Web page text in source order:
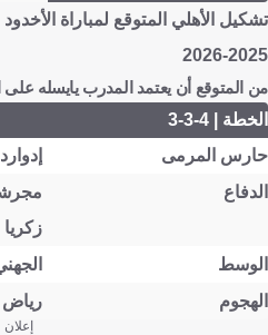
تشكيل الأهلي المتوقع لمباراة
2025-2026
من المتوقع أن يعتمد المدرب يايسله على
الخطة | 4-3-3
حارس المرمى
الدفاع
زكريا
الوسط
الهجوم
رياض
إعلان